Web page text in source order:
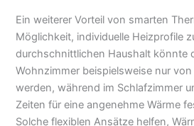
Ein weiterer Vorteil von smarten
Möglichkeit, individuelle Heizprofile
durchschnittlichen Haushalt könnte
Wohnzimmer beispielsweise nur
werden, während im Schlafzimmer
Zeiten für eine angenehme Wärme
Solche flexiblen Ansätze helfen,